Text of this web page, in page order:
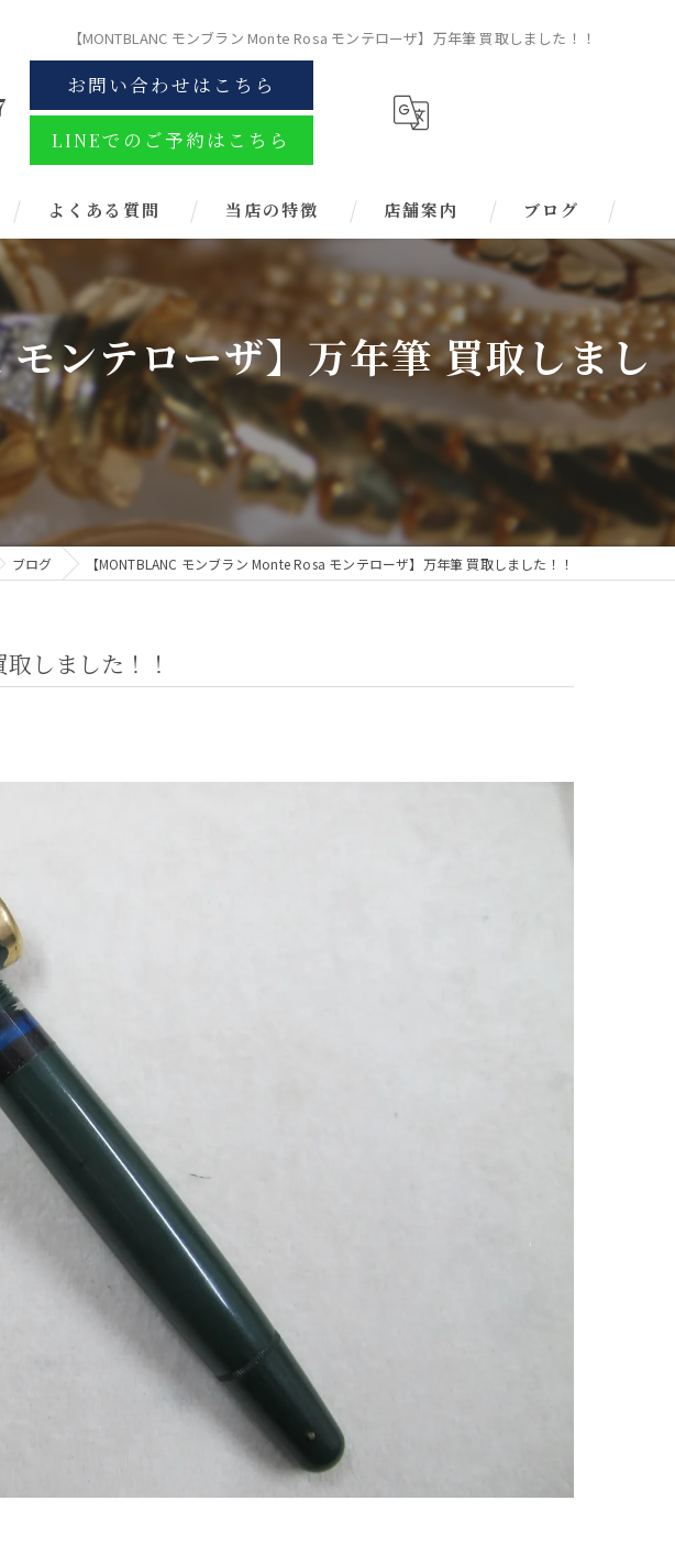
【MONTBLANC モンブラン Monte Rosa モンテローザ】万年筆 買取しました！！
お問い合わせはこちら
LINEでのご予約はこちら
よくある質問 当店の特徴
ブランド
金券
時計
店舗案内 ブログ
ンテローザ】万年筆 買取しまし
ブログ 【MONTBLANC モンブラン Monte Rosa モンテローザ】万年筆 買取しました！！
しました！！